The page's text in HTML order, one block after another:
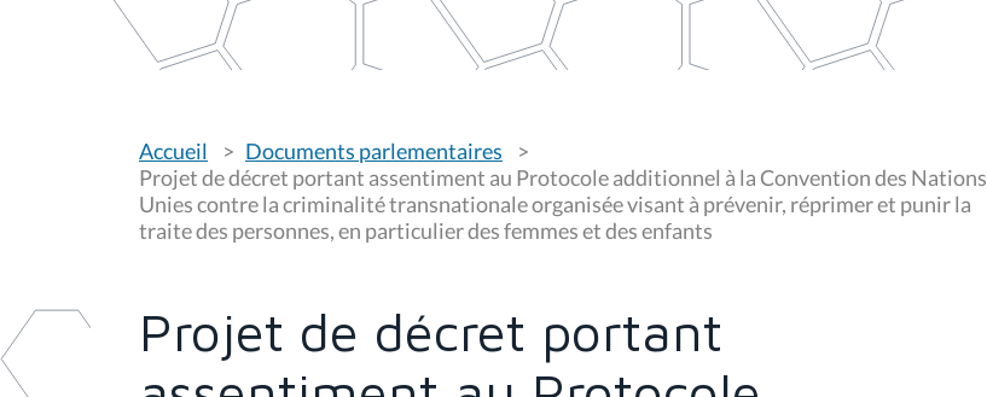
o
u
s
ê
t
Accueil
Documents parlementaires
Projet de décret portant assentiment au Protocole additionnel à la Convention des Nations
Unies contre la criminalité transnationale organisée visant à prévenir, réprimer et punir la
traite des personnes, en particulier des femmes et des enfants
Projet de décret portant